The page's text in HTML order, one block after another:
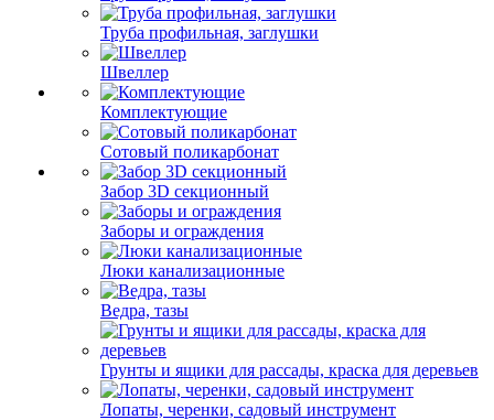
Труба профильная, заглушки
Швеллер
Комплектующие
Сотовый поликарбонат
Забор 3D секционный
Заборы и ограждения
Люки канализационные
Ведра, тазы
Грунты и ящики для рассады, краска для деревьев
Лопаты, черенки, садовый инструмент